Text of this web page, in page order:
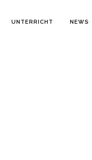
UNTERRICHT NEWS